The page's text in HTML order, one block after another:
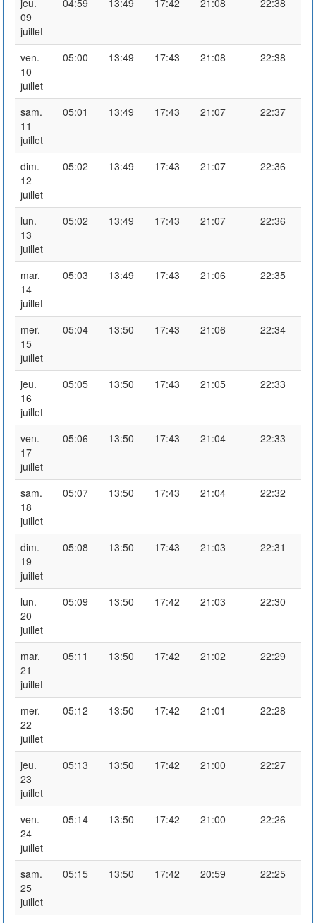
09
juillet
ven.
10
juillet
05:00 13:49 17:43 21:08 22:38
sam.
11
juillet
05:01 13:49 17:43 21:07 22:37
dim.
12
juillet
05:02 13:49 17:43 21:07 22:36
lun.
13
juillet
05:02 13:49 17:43 21:07 22:36
mar.
14
juillet
05:03 13:49 17:43 21:06 22:35
mer.
15
juillet
05:04 13:50 17:43 21:06 22:34
jeu.
16
juillet
05:05 13:50 17:43 21:05 22:33
ven.
17
juillet
05:06 13:50 17:43 21:04 22:33
sam.
18
juillet
05:07 13:50 17:43 21:04 22:32
dim.
19
juillet
05:08 13:50 17:43 21:03 22:31
lun.
20
juillet
05:09 13:50 17:42 21:03 22:30
mar.
21
juillet
05:11 13:50 17:42 21:02 22:29
mer.
22
juillet
05:12 13:50 17:42 21:01 22:28
jeu.
23
juillet
05:13 13:50 17:42 21:00 22:27
ven.
24
juillet
05:14 13:50 17:42 21:00 22:26
sam.
25
juillet
05:15 13:50 17:42 20:59 22:25